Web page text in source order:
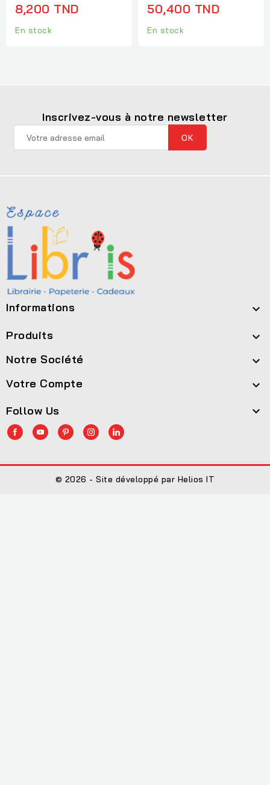
8,200 TND
En stock
50,400 TND
En stock
Inscrivez-vous à notre newsletter
Informations 
Produits 
Notre Société 
Votre Compte 
Follow Us 
© 2026 - Site développé par Helios IT